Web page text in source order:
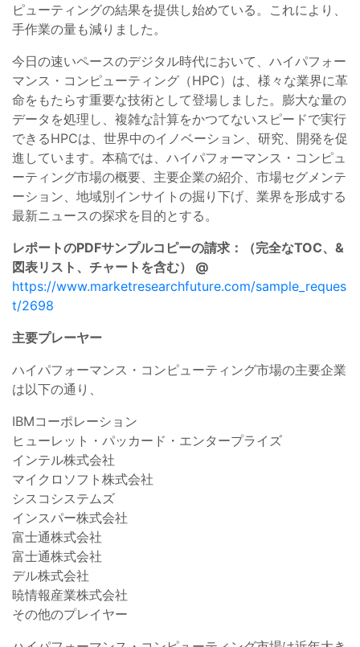
ピューティングの結果を提供し始めている。これにより、
手作業の量も減りました。
今日の速いペースのデジタル時代において、ハイパフォー
マンス・コンピューティング（HPC）は、様々な業界に革
命をもたらす重要な技術として登場しました。膨大な量の
データを処理し、複雑な計算をかつてないスピードで実行
できるHPCは、世界中のイノベーション、研究、開発を促
進しています。本稿では、ハイパフォーマンス・コンピュ
ーティング市場の概要、主要企業の紹介、市場セグメンテ
ーション、地域別インサイトの掘り下げ、業界を形成する
最新ニュースの探求を目的とする。
レポートのPDFサンプルコピーの請求：（完全なTOC、&
図表リスト、チャートを含む） @
https://www.marketresearchfuture.com/sample_reques
t/2698
主要プレーヤー
ハイパフォーマンス・コンピューティング市場の主要企業
は以下の通り、
IBMコーポレーション
ヒューレット・パッカード・エンタープライズ
インテル株式会社
マイクロソフト株式会社
シスコシステムズ
インスパー株式会社
富士通株式会社
富士通株式会社
デル株式会社
暁情報産業株式会社
その他のプレイヤー